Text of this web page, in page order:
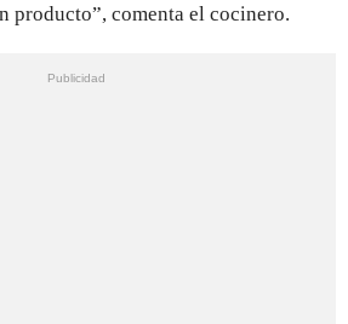
producto”, comenta el cocinero.